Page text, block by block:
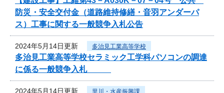
防災・安全交付金（道路維持修繕・音羽アンダーパ
ス）工事に関する一般競争入札公告
2024年5月14日更新 多治見工業高等学校
多治見工業高等学校セラミック工学科パソコンの調達
に係る一般競争入札
2024年5月14日更新 里川・水産振興課